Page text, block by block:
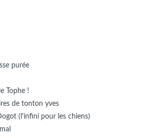
purée
Tophe !
de tonton yves
(l'infini pour les chiens)